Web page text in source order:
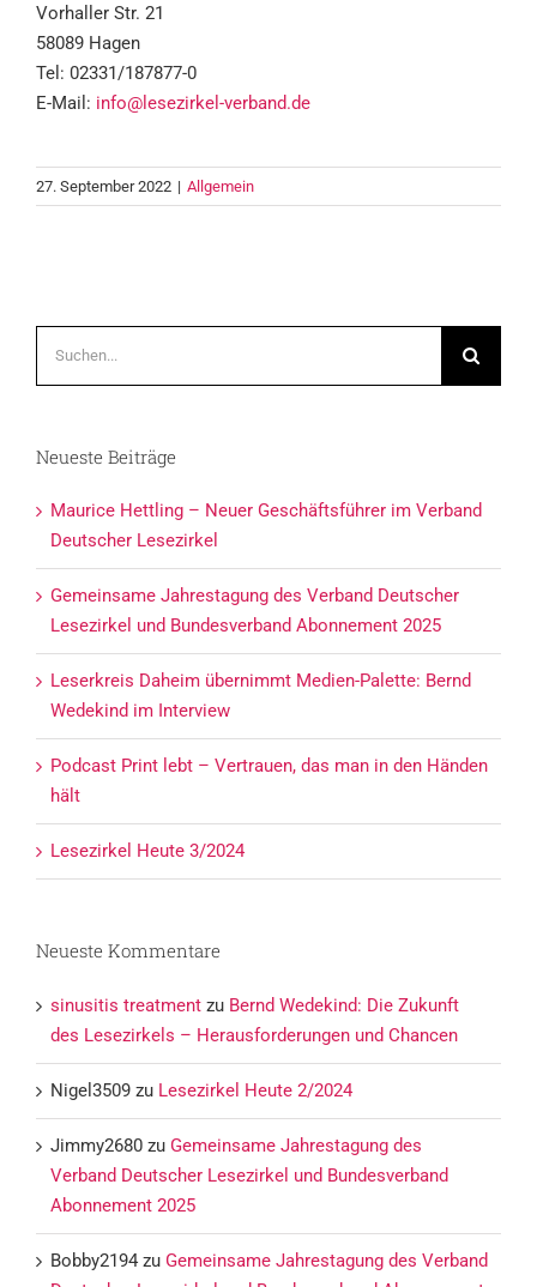
Vorhaller Str. 21
58089 Hagen
Tel: 02331/187877-0
E-Mail: info@lesezirkel-verband.de
27. September 2022 | Allgemein
Neueste Beiträge
Maurice Hettling – Neuer Geschäftsführer im Verband
Deutscher Lesezirkel
Gemeinsame Jahrestagung des Verband Deutscher
Lesezirkel und Bundesverband Abonnement 2025
Leserkreis Daheim übernimmt Medien-Palette: Bernd
Wedekind im Interview
Podcast Print lebt – Vertrauen, das man in den Händen
hält
Lesezirkel Heute 3/2024
Neueste Kommentare
sinusitis treatment zu Bernd Wedekind: Die Zukunft
des Lesezirkels – Herausforderungen und Chancen
Nigel3509 zu Lesezirkel Heute 2/2024
Jimmy2680 zu Gemeinsame Jahrestagung des
Verband Deutscher Lesezirkel und Bundesverband
Abonnement 2025
Bobby2194 zu Gemeinsame Jahrestagung des Verband